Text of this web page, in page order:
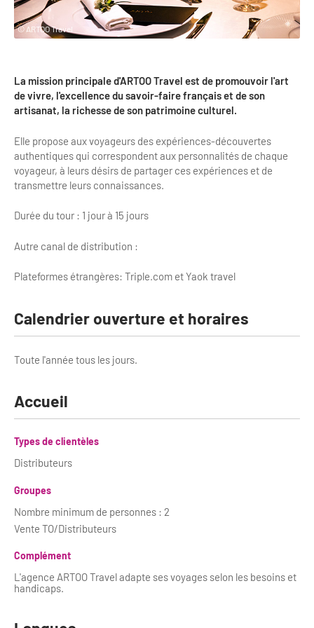
Clientèles lointaines
Clientèles spécifiques
Etudes thématiques
Chiffres Annuels
La liste des OT d'Île-de-France
APIDAE
Formations
Formations inter-filières
Formations OT
Ateliers
Matinales
Webinaires
Bilan des actions de professionnalisation
Améliorer l’expérience de vos visiteurs
Améliorer la qualité
Partage d'expériences professionnelles
Nos publics en situation de handicap
Restaurants impressionnistes
Offre de la destination
Activités
Musée - Monuments - Châteaux
Croisiéristes/Bateaux
Parcs d’attractions et animaliers
Cabarets et casino
Expériences et visites
City Tours
Agences Réceptives et évènementielles
Services, Wifi, cartes
Autocaristes/Transporteurs/transféristes
Destination Groupes
© ARTOO Travel
La mission principale d'ARTOO Travel est de promouvoir l'art
de vivre, l'excellence du savoir-faire français et de son
artisanat, la richesse de son patrimoine culturel.
Elle propose aux voyageurs des expériences-découvertes
authentiques qui correspondent aux personnalités de chaque
voyageur, à leurs désirs de partager ces expériences et de
transmettre leurs connaissances.
Durée du tour : 1 jour à 15 jours
Autre canal de distribution :
Plateformes étrangères: Triple.com et Yaok travel
Calendrier ouverture et horaires
Toute l'année tous les jours.
Accueil
Types de clientèles
Distributeurs
Groupes
Nombre minimum de personnes : 2
Vente TO/Distributeurs
Complément
L'agence ARTOO Travel adapte ses voyages selon les besoins et
handicaps.